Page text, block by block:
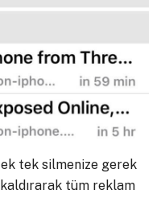
tek silmenize gerek
tüm reklam